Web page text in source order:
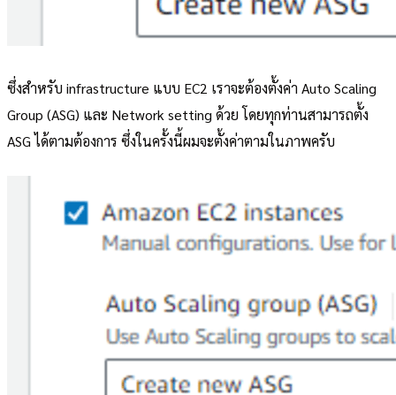
ซึ่งสำหรับ infrastructure แบบ EC2 เราจะต้องตั้งค่า Auto Scaling
Group (ASG) และ Network setting ด้วย โดยทุกท่านสามารถตั้ง
ASG ได้ตามต้องการ ซึ่งในครั้งนี้ผมจะตั้งค่าตามในภาพครับ